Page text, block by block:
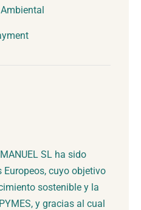
SL ha sido
cuyo objetivo
sostenible y la
y gracias al cual